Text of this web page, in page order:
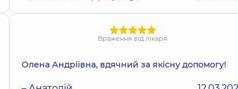
Враження від лікаря
Олена Андріївна, вдячний за якісну допомогу!